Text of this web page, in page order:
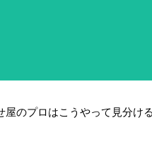
屋のプロはこうやって見分ける